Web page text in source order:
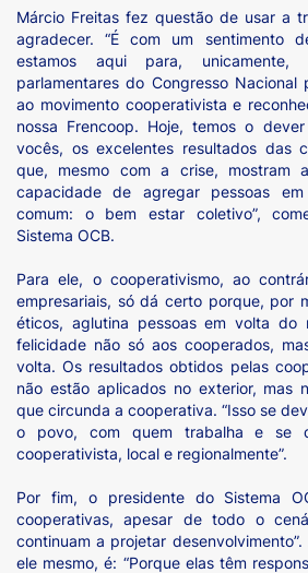
Márcio Freitas fez questão de usar a
agradecer. “É com um sentimento
estamos aqui para,
parlamentares do Congresso
ao movimento cooperativista e
nossa Frencoop. Hoje, temos o
vocês, os excelentes resultados das
que, mesmo com a crise, mostram
capacidade de agregar pessoas
comum: o bem estar coletivo”,
Sistema OCB.
Para ele, o cooperativismo, ao
empresariais, só dá certo porque, por
éticos, aglutina pessoas em volta do
felicidade não só aos cooperados,
volta. Os resultados obtidos pelas
não estão aplicados no exterior, mas
que circunda a cooperativa. “Isso se
o povo, com quem trabalha e se
cooperativista, local e regionalmente”.
Por fim, o presidente do Sistema
cooperativas, apesar de todo o
continuam a projetar
ele mesmo, é: “Porque elas têm